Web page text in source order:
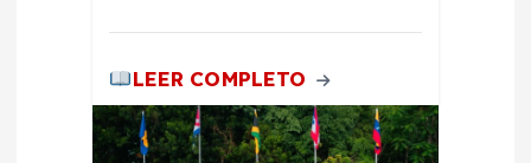
LEER COMPLETO